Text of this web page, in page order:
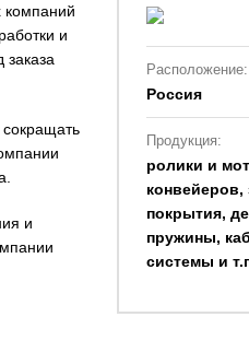
компаний
и
и
Расположение:
Россия
Продукция:
ролики и
покрытия,
пружины,
системы и